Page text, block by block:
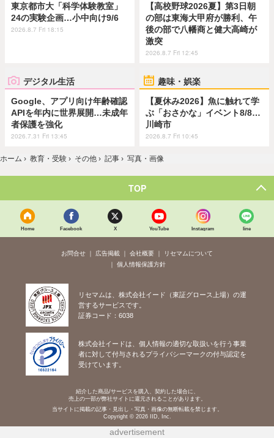
東京都市大「科学体験教室」
24の実験企画…小中向け9/6
2026.8.7 Fri 18:15
【高校野球2026夏】第3日朝
の部は東海大甲府が勝利、午
後の部で八幡商と健大高崎が
激突
2026.8.7 Fri 12:45
デジタル生活
Google、アプリ向け年齢確認
APIを年内に世界展開…未成年
者保護を強化
2026.7.31 Fri 13:45
趣味・娯楽
【夏休み2026】魚に触れて学
ぶ「おさかな」イベント8/8…
川崎市
2026.8.7 Fri 10:45
ホーム › 教育・受験 › その他 › 記事 › 写真・画像
TOP
Home Facebook X YouTube Instagram line
お問合せ 広告掲載 会社概要
リセマムについて
個人情報保護方針
リセマムは、株式会社イード（東証グロース上場）の運
営するサービスです。
証券コード：6038
株式会社イードは、個人情報の適切な取扱いを行う事業
者に対して付与されるプライバシーマークの付与認定を
受けています。
紹介した商品/サービスを購入、契約した場合に、
売上の一部が弊社サイトに還元されることがあります。
当サイトに掲載の記事・見出し・写真・画像の無断転載を禁じます。
Copyright © 2026 IID, Inc.
advertisement